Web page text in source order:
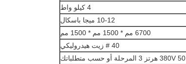
4 كيلو واط
10-12 ميجا باسكال
6700 مم * 1500 مم * 1500 مم
40 # زيت هيدروليكي
380V 50 هرتز 3 المرحلة أو حسب متطلباتك